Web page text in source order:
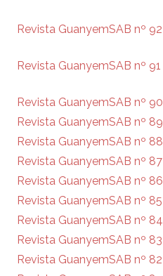
Revista GuanyemSAB nº 92
Revista GuanyemSAB nº 91
Revista GuanyemSAB nº 90
Revista GuanyemSAB nº 89
Revista GuanyemSAB nº 88
Revista GuanyemSAB nº 87
Revista GuanyemSAB nº 86
Revista GuanyemSAB nº 85
Revista GuanyemSAB nº 84
Revista GuanyemSAB nº 83
Revista GuanyemSAB nº 82